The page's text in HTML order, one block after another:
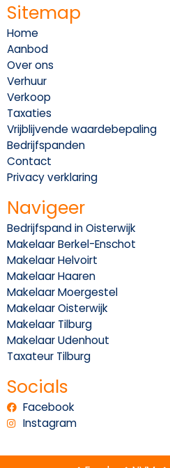
Sitemap
Home
Aanbod
Over ons
Verhuur
Verkoop
Taxaties
Vrijblijvende waardebepaling
Bedrijfspanden
Contact
Privacy verklaring
Navigeer
Bedrijfspand in Oisterwijk
Makelaar Berkel-Enschot
Makelaar Helvoirt
Makelaar Haaren
Makelaar Moergestel
Makelaar Oisterwijk
Makelaar Tilburg
Makelaar Udenhout
Taxateur Tilburg
Socials
Facebook
Instagram